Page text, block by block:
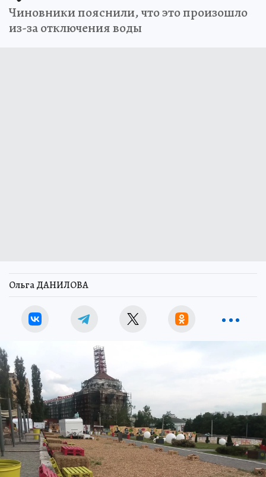
Чиновники пояснили, что это произошло
из-за отключения воды
Ольга ДАНИЛОВА